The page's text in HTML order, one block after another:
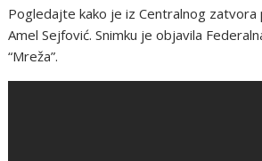
Pogledajte kako je iz Centralnog zatvora
Amel Sejfović. Snimku je objavila
“Mreža”.